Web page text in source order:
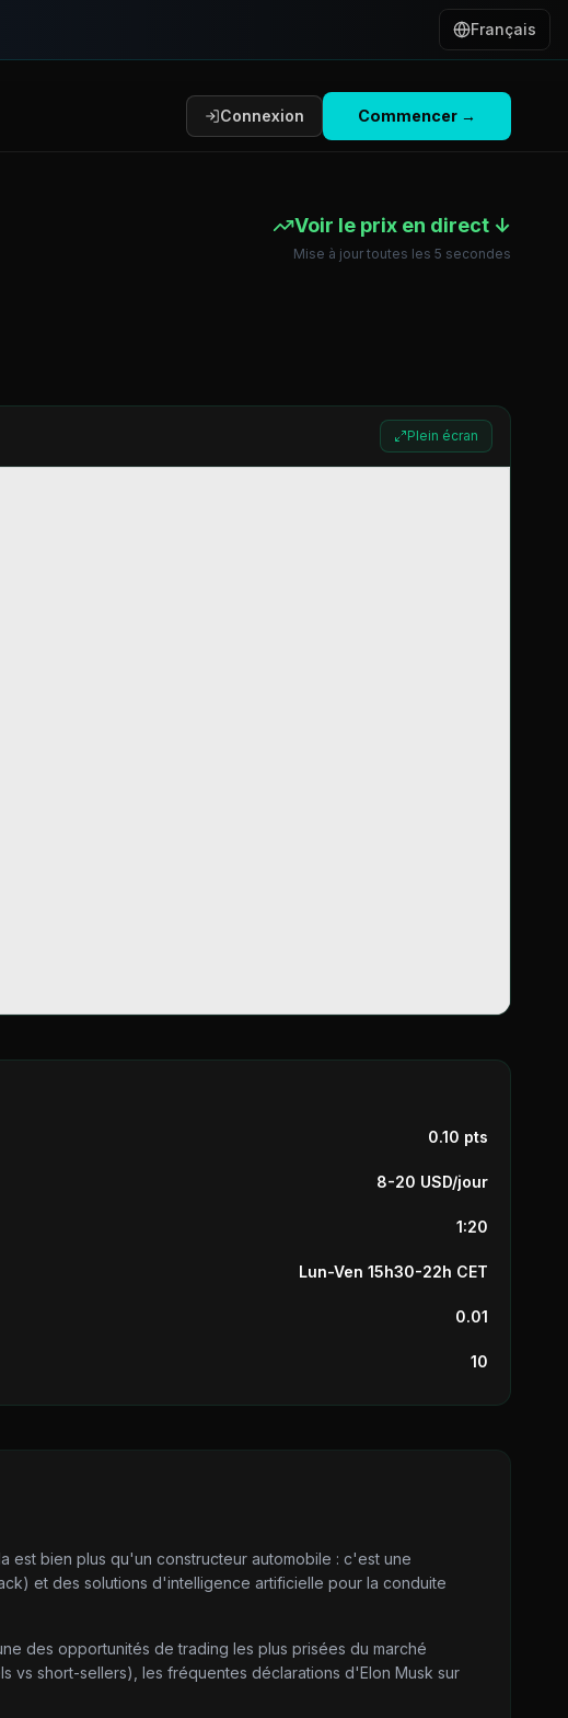
Français
Connexion Commencer →
Voir le prix en direct ↓
Mise à jour toutes les 5 secondes
Plein écran
0.10 pts
8-20 USD/jour
1:20
Lun-Ven 15h30-22h CET
0.01
10
est bien plus qu'un constructeur automobile : c'est une
et des solutions d'intelligence artificielle pour la conduite
des opportunités de trading les plus prisées du marché
vs short-sellers), les fréquentes déclarations d'Elon Musk sur